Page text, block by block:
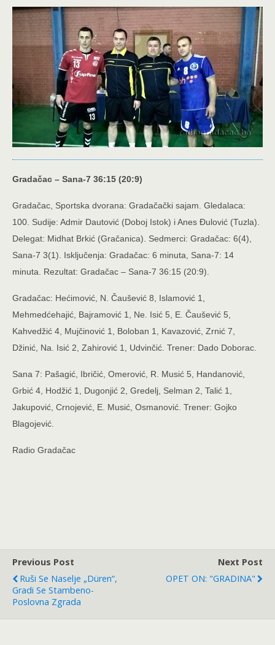
Gradačac – Sana-7 36:15 (20:9)
Gradačac, Sportska dvorana: Gradačački sajam. Gledalaca:
100. Sudije: Admir Dautović (Doboj Istok) i Anes Đulović (Tuzla).
Delegat: Midhat Brkić (Gračanica). Sedmerci: Gradačac: 6(4),
Sana-7 3(1). Isključenja: Gradačac: 6 minuta, Sana-7: 14
minuta. Rezultat: Gradačac – Sana-7 36:15 (20:9).
Gradačac: Hećimović, N. Čaušević 8, Islamović 1,
Mehmedćehajić, Bajramović 1, Ne. Isić 5, E. Čaušević 5,
Kahvedžić 4, Mujčinović 1, Boloban 1, Kavazović, Zrnić 7,
Džinić, Na. Isić 2, Zahirović 1, Udvinčić. Trener: Dado Doborac.
Sana 7: Pašagić, Ibričić, Omerović, R. Musić 5, Handanović,
Grbić 4, Hodžić 1, Dugonjić 2, Gredelj, Selman 2, Talić 1,
Jakupović, Crnojević, E. Musić, Osmanović. Trener: Gojko
Blagojević.
Radio Gradačac
Previous Post
Ruši Se Naselje „Düren“,
Gradi Se Stambeno-
Poslovna Zgrada
Next Post
OPET ON: "GRADINA"